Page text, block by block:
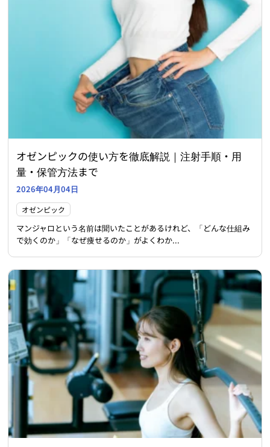
オゼンピックの使い方を徹底解説｜注射手順・用
量・保管方法まで
2026年04月04日
オゼンピック
マンジャロという名前は聞いたことがあるけれど、「どんな仕組み
で効くのか」「なぜ痩せるのか」がよくわか...